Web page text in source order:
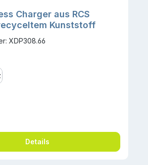
Charger aus RCS
Kunststoff
XDP308.66
Details